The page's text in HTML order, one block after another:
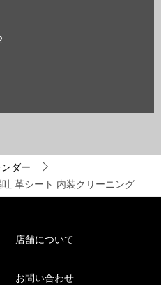
ダー
革シート 内装クリーニング
店舗について
お問い合わせ